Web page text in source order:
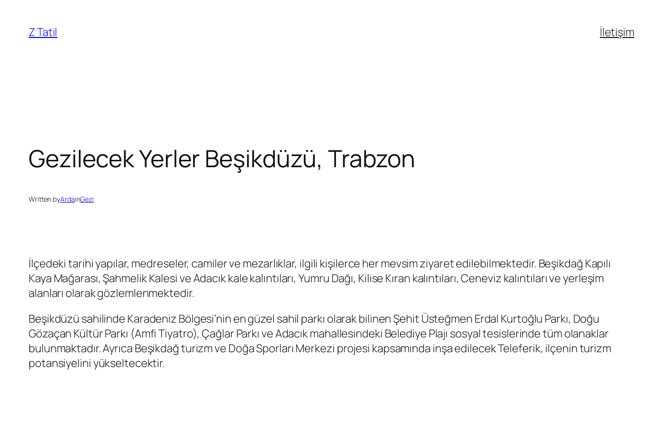
Z Tatil İletişim
Gezilecek Yerler Beşikdüzü, Trabzon
Written byArdainGezi
İlçedeki tarihi yapılar, medreseler, camiler ve mezarlıklar, ilgili kişilerce her mevsim ziyaret edilebilmektedir. Beşikdağ Kapılı
Kaya Mağarası, Şahmelik Kalesi ve Adacık kale kalıntıları, Yumru Dağı, Kilise Kıran kalıntıları, Ceneviz kalıntıları ve yerleşim
alanları olarak gözlemlenmektedir.
Beşikdüzü sahilinde Karadeniz Bölgesi’nin en güzel sahil parkı olarak bilinen Şehit Üsteğmen Erdal Kurtoğlu Parkı, Doğu
Gözaçan Kültür Parkı (Amfi Tiyatro), Çağlar Parkı ve Adacık mahallesindeki Belediye Plajı sosyal tesislerinde tüm olanaklar
bulunmaktadır. Ayrıca Beşikdağ turizm ve Doğa Sporları Merkezi projesi kapsamında inşa edilecek Teleferik, ilçenin turizm
potansiyelini yükseltecektir.